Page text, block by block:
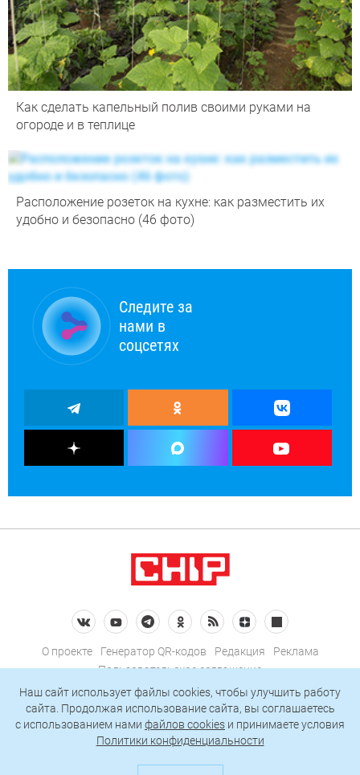
Как сделать капельный полив своими руками на
огороде и в теплице
Расположение розеток на кухне: как разместить их
удобно и безопасно (46 фото)
Следите за
нами в
соцсетях
О проекте Генератор QR-кодов Редакция
Реклама
Пользовательское соглашение
Политика конфиденциальности
Подписаться на рассылку
Наш сайт использует файлы cookies, чтобы улучшить работу
сайта. Продолжая использование сайта, вы соглашаетесь
c использованием нами файлов cookies и принимаете условия
Политики конфиденциальности